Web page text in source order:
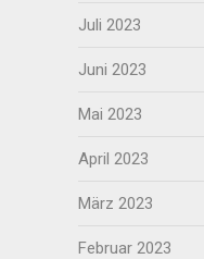
Juli 2023
Juni 2023
Mai 2023
April 2023
März 2023
Februar 2023